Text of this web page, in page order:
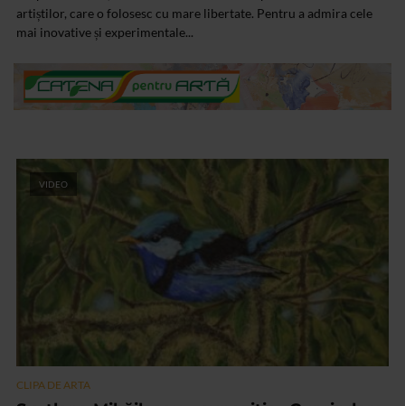
artiștilor, care o folosesc cu mare libertate. Pentru a admira cele
mai inovative și experimentale...
VIDEO
CLIPA DE ARTA